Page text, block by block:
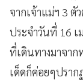
จากเจ้าแม่ฯ 3 ตั
ประจำวันที่ 16
ที่เดินทางมาจาก
เด็ดก็ค่อยๆปรา